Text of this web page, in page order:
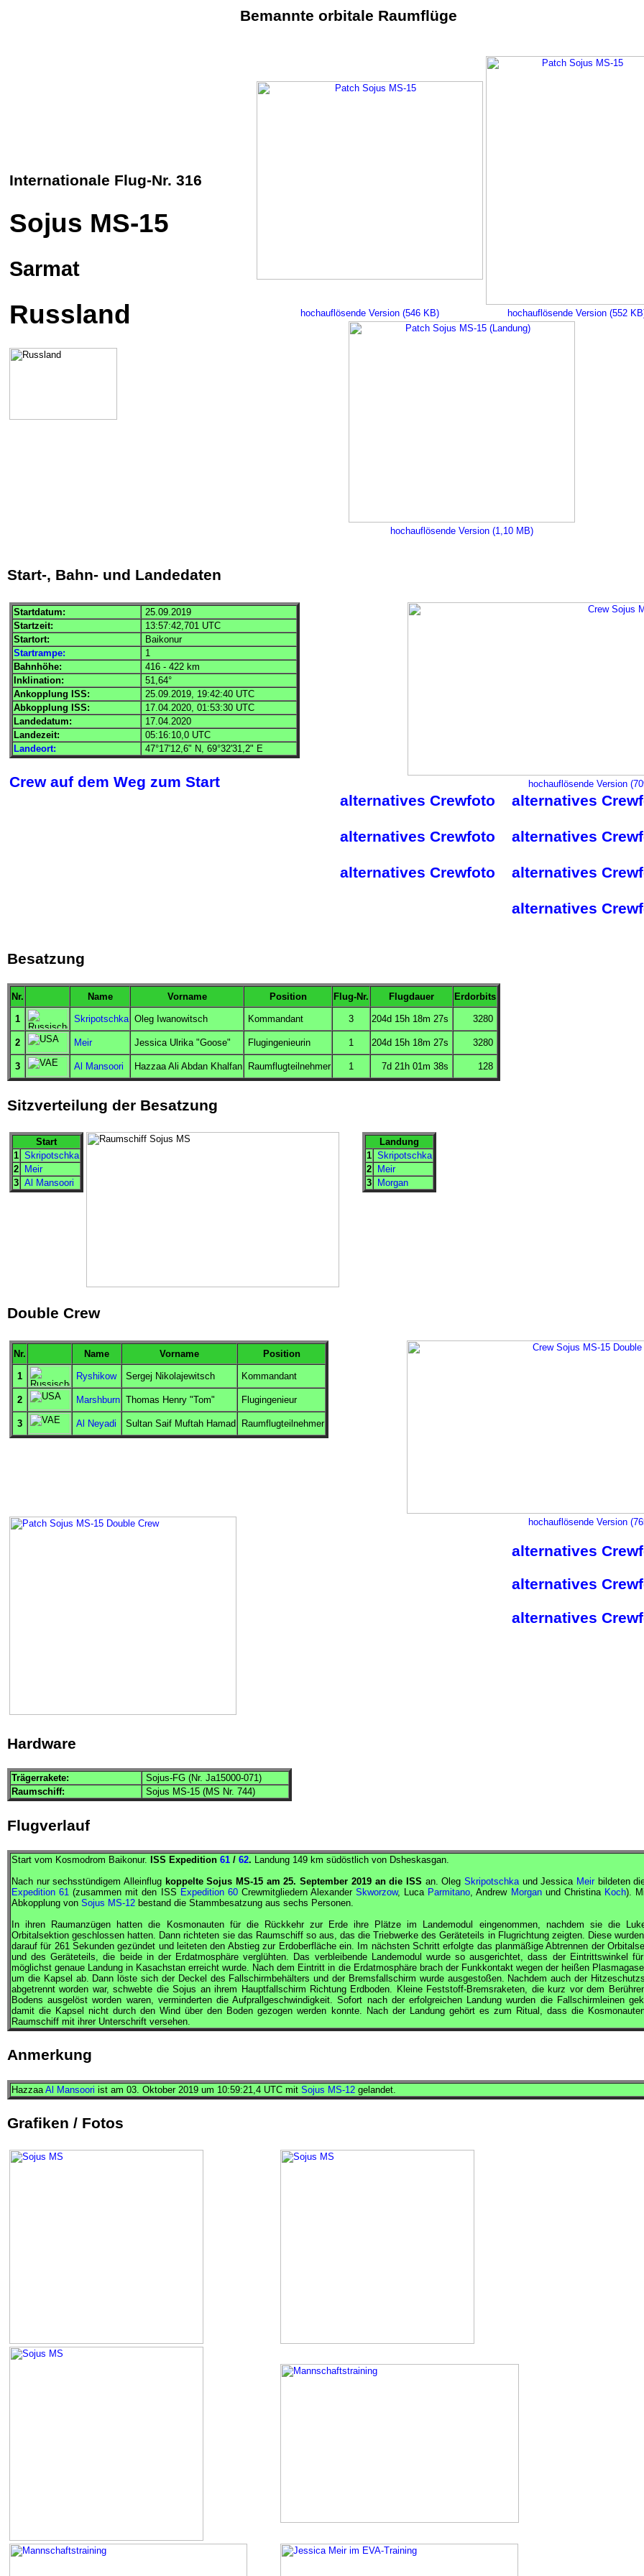
Bemannte orbitale Raumflüge
Internationale Flug-Nr. 316
Sojus MS-15
Sarmat
Russland hochauflösende Version (546 KB) hochauflösende Version (552
hochauflösende Version (1,10 MB)
Start-, Bahn- und Landedaten
Startdatum:
25.09.2019
Startzeit:
13:57:42,701 UTC
Startort:
Baikonur
Startrampe:
1
Bahnhöhe:
416 - 422 km
Inklination:
51,64°
Ankopplung ISS: 25.09.2019, 19:42:40 UTC
Abkopplung ISS: 17.04.2020, 01:53:30 UTC
Landedatum:
17.04.2020
Landezeit:
05:16:10,0 UTC
Landeort:
47°17'12,6" N, 69°32'31,2" E
Crew auf dem Weg zum Start hochauflösende Version
alternatives Crewfoto alternatives
alternatives Crewfoto alternatives
alternatives Crewfoto alternatives
alternatives
Besatzung
Nr. Name Vorname Position Flug-Nr. Flugdauer Erdorbits
1 Skripotschka Oleg Iwanowitsch Kommandant 3 204d 15h 18m 27s 3280
2 Meir Jessica Ulrika "Goose" Flugingenieurin 1 204d 15h 18m 27s 3280
3 Al Mansoori Hazzaa Ali Abdan Khalfan Raumflugteilnehmer 1 7d 21h 01m 38s 128
Sitzverteilung der Besatzung
Start
1 Skripotschka
2
Meir
3 Al Mansoori
Landung
1 Skripotschka
2
Meir
3
Morgan
Double Crew
Nr. Name Vorname Position
1 Ryshikow Sergej Nikolajewitsch Kommandant
2 Marshburn Thomas Henry "Tom" Flugingenieur
3 Al Neyadi Sultan Saif Muftah Hamad Raumflugteilnehmer
hochauflösende Version
alternatives
alternatives
alternatives
Hardware
Trägerrakete:
Sojus-FG (Nr. Ja15000-071)
Raumschiff:
Sojus MS-15 (MS Nr. 744)
Flugverlauf
Start vom Kosmodrom Baikonur. ISS Expedition 61 / 62. Landung 149 km südöstlich von Dsheskasgan.
Nach nur sechsstündigem Alleinflug koppelteSojus MS-15 am 25. September 2019 an die ISS an. Oleg Skripotschkaund Jessica Meirbildeten
Expedition 61 (zusammen mit den ISS Expedition 60Crewmitgliedern AlexanderSkworzow, Luca Parmitano , Andrew Morganund Christina Koch).
Abkopplung von Sojus MS-12 bestand die Stammbesatzung aus sechs Personen.
In ihren Raumanzügen hatten die Kosmonauten für die Rückkehr zur Erde ihre Plätze im Landemodul eingenommen, nachdem sie die
Orbitalsektion geschlossen hatten. Dann richteten sie das Raumschiff so aus, das die Triebwerke des Geräteteils in Flugrichtung zeigten. Diese
darauf für 261 Sekunden gezündet und leiteten den Abstieg zur Erdoberfläche ein. Im nächsten Schritt erfolgte das planmäßige Abtrennen der
und des Geräteteils, die beide in der Erdatmosphäre verglühten. Das verbleibende Landemodul wurde so ausgerichtet, dass der Eintrittswinkel
möglichst genaue Landung in Kasachstan erreicht wurde. Nach dem Eintritt in die Erdatmosphäre brach der Funkkontakt wegen der heißen
um die Kapsel ab. Dann löste sich der Deckel des Fallschirmbehälters und der Bremsfallschirm wurde ausgestoßen. Nachdem auch der
abgetrennt worden war, schwebte dieSojus an ihrem Hauptfallschirm Richtung Erdboden. Kleine Feststoff-Bremsraketen, die kurz vor dem
Bodens ausgelöst worden waren, verminderten die Aufprallgeschwindigkeit. Sofort nach der erfolgreichen Landung wurden die Fallschirmleinen
damit die Kapsel nicht durch den Wind über den Boden gezogen werden konnte. Nach der Landung gehört es zum Ritual, dass die
Raumschiff mit ihrer Unterschrift versehen.
Anmerkung
Hazzaa Al Mansoori ist am 03. Oktober 2019 um 10:59:21,4 UTC mit Sojus MS-12 gelandet.
Grafiken / Fotos